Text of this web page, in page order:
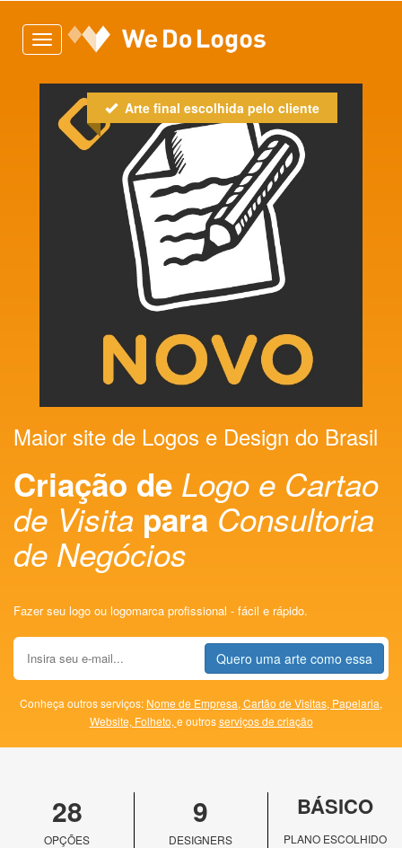
Toggle
navigation
Arte final escolhida pelo cliente
Maior site de Logos e Design do Brasil
Criação de Logo e Cartao
de Visita para Consultoria
de Negócios
Fazer seu logo ou logomarca profissional - fácil e rápido.
Quero uma arte como essa
Conheça outros serviços: Nome de Empresa, Cartão de Visitas, Papelaria,
Website, Folheto, e outrosserviços de criação
28
OPÇÕES
9
DESIGNERS
BÁSICO
PLANO ESCOLHIDO